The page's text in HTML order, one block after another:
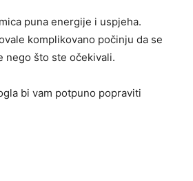
puna energije i uspjeha.
komplikovano počinju da se
nego što ste očekivali.
bi vam potpuno popraviti